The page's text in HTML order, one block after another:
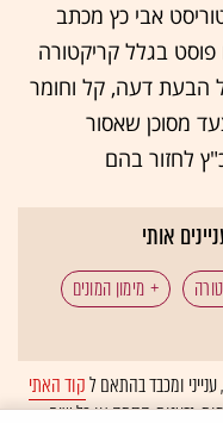
אבי כץ מכתב
בגלל קריקטורה
הבעת דעה, קל וחומר
מסוכן שאסור
לחזור בהם
אותי
מימון המונים
ומכבד בהתאם לקוד האתי
גזענות, הסתה או כל שיח